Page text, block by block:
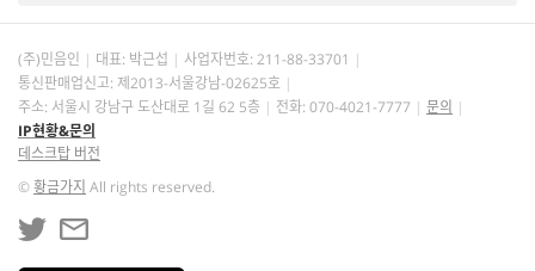
(주)민음인 대표: 박근섭 사업자번호: 211-88-33701
통신판매업신고: 제2013-서울강남-02625호
주소: 서울시 강남구 도산대로 1길 62 5층
전화: 070-4021-7777
문의
IP현황&문의
데스크탑 버전
©황금가지 All rights reserved.